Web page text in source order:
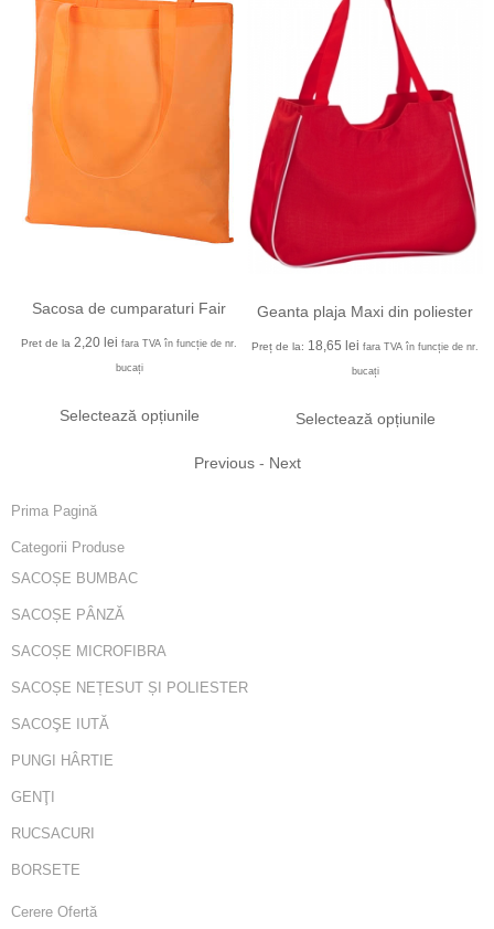
Sacosa de cumparaturi Fair
Pret de la 2,20 lei fara TVA în funcție de nr.
bucați
Selectează opțiunile
Geanta plaja Maxi din poliester
Preț de la: 18,65 lei fara TVA în funcție de nr.
bucați
Selectează opțiunile
Previous- Next
Prima Pagină
Categorii Produse
SACOȘE BUMBAC
SACOȘE PÂNZĂ
SACOȘE MICROFIBRA
SACOȘE NEȚESUT ȘI POLIESTER
SACOŞE IUTĂ
PUNGI HÂRTIE
GENŢI
RUCSACURI
BORSETE
Cerere Ofertă